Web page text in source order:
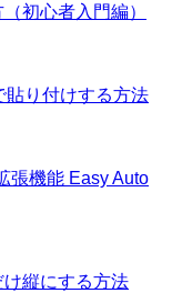
初心者入門編）
貼り付けする方法
張機能 Easy Auto
縦にする方法